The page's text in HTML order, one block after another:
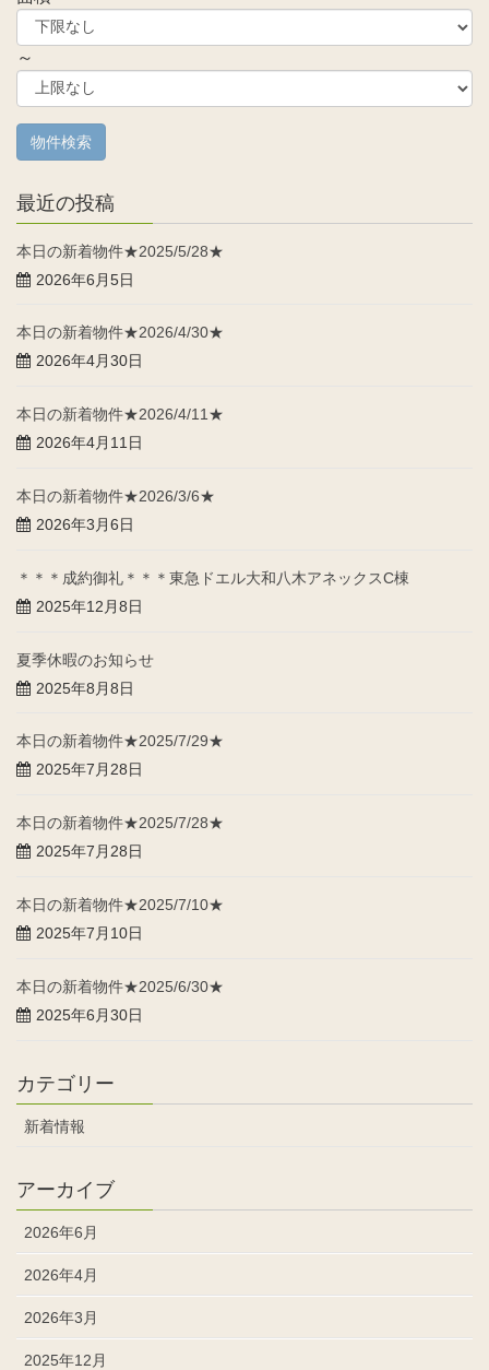
～
最近の投稿
本日の新着物件★2025/5/28★
2026年6月5日
本日の新着物件★2026/4/30★
2026年4月30日
本日の新着物件★2026/4/11★
2026年4月11日
本日の新着物件★2026/3/6★
2026年3月6日
＊＊＊成約御礼＊＊＊東急ドエル大和八木アネックスC棟
2025年12月8日
夏季休暇のお知らせ
2025年8月8日
本日の新着物件★2025/7/29★
2025年7月28日
本日の新着物件★2025/7/28★
2025年7月28日
本日の新着物件★2025/7/10★
2025年7月10日
本日の新着物件★2025/6/30★
2025年6月30日
カテゴリー
新着情報
アーカイブ
2026年6月
2026年4月
2026年3月
2025年12月